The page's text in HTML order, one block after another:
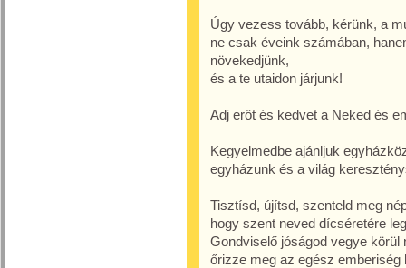
Úgy vezess tovább, kérünk, a
ne csak éveink számában,
növekedjünk,
és a te utaidon járjunk!
Adj erőt és kedvet a Neked és
Kegyelmedbe ajánljuk
egyházunk és a világ
Tisztísd, újítsd, szenteld meg
hogy szent neved dícséretére
Gondviselő jóságod vegye körül
őrizze meg az egész emberiség